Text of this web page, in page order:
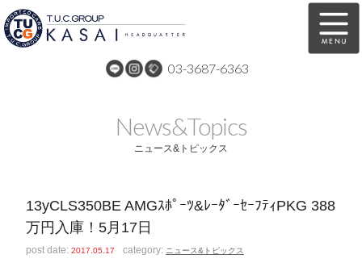
03-3687-6363
全国納車 特別作業
注文販売
News&Topics
ニュース&トピックス
13yCLS350BE AMGｽﾎﾟｰﾂ&ﾚｰﾀﾞｰｾｰﾌﾃｨPKG 388
万円入庫！5月17日
post date:2017.05.17 category: ニュース&トピックス